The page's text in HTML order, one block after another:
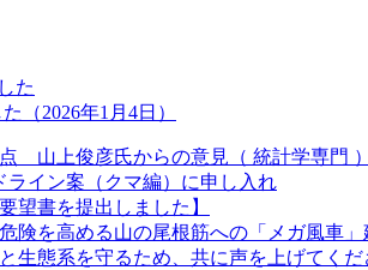
た
（2026年1月4日）
山上俊彦氏からの意見（ 統計学専門 ）
イン案（クマ編）に申し入れ
望書を提出しました】
険を高める山の尾根筋への「メガ風車
生態系を守るため、共に声を上げてくだ